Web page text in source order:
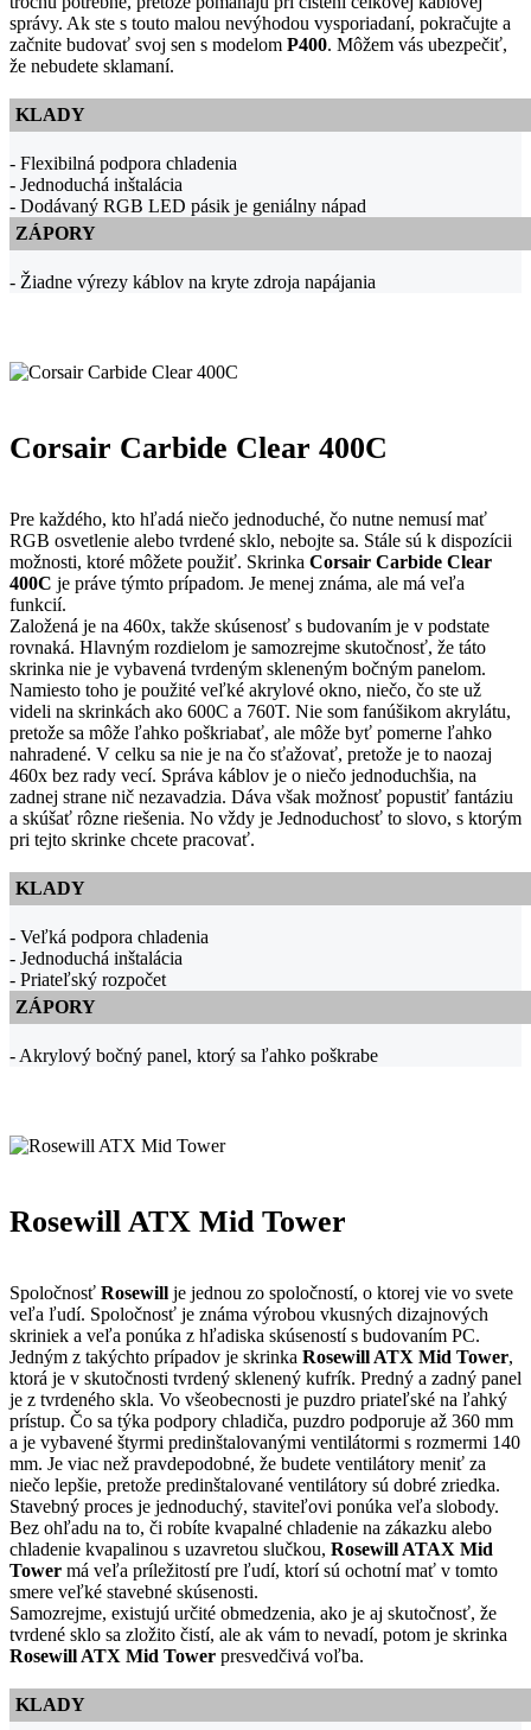
správy. Ak ste s touto malou nevýhodou vysporiadaní, pokračujte a
začnite budovať svoj sen s modelom P400. Môžem vás ubezpečiť,
že nebudete sklamaní.
KLADY
- Flexibilná podpora chladenia
- Jednoduchá inštalácia
- Dodávaný RGB LED pásik je geniálny nápad
ZÁPORY
- Žiadne výrezy káblov na kryte zdroja napájania
Corsair Carbide Clear 400C
Pre každého, kto hľadá niečo jednoduché, čo nutne nemusí mať
RGB osvetlenie alebo tvrdené sklo, nebojte sa. Stále sú k dispozícii
možnosti, ktoré môžete použiť. Skrinka Corsair Carbide Clear
400C je práve týmto prípadom. Je menej známa, ale má veľa
funkcií.
Založená je na 460x, takže skúsenosť s budovaním je v podstate
rovnaká. Hlavným rozdielom je samozrejme skutočnosť, že táto
skrinka nie je vybavená tvrdeným skleneným bočným panelom.
Namiesto toho je použité veľké akrylové okno, niečo, čo ste už
videli na skrinkách ako 600C a 760T. Nie som fanúšikom akrylátu,
pretože sa môže ľahko poškriabať, ale môže byť pomerne ľahko
nahradené. V celku sa nie je na čo sťažovať, pretože je to naozaj
460x bez rady vecí. Správa káblov je o niečo jednoduchšia, na
zadnej strane nič nezavadzia. Dáva však možnosť popustiť fantáziu
a skúšať rôzne riešenia. No vždy je Jednoduchosť to slovo, s ktorým
pri tejto skrinke chcete pracovať.
KLADY
- Veľká podpora chladenia
- Jednoduchá inštalácia
- Priateľský rozpočet
ZÁPORY
- Akrylový bočný panel, ktorý sa ľahko poškrabe
Rosewill ATX Mid Tower
Spoločnosť Rosewill je jednou zo spoločností, o ktorej vie vo svete
veľa ľudí. Spoločnosť je známa výrobou vkusných dizajnových
skriniek a veľa ponúka z hľadiska skúseností s budovaním PC.
Jedným z takýchto prípadov je skrinka Rosewill ATX Mid Tower,
ktorá je v skutočnosti tvrdený sklenený kufrík. Predný a zadný panel
je z tvrdeného skla. Vo všeobecnosti je puzdro priateľské na ľahký
prístup. Čo sa týka podpory chladiča, puzdro podporuje až 360 mm
a je vybavené štyrmi predinštalovanými ventilátormi s rozmermi 140
mm. Je viac než pravdepodobné, že budete ventilátory meniť za
niečo lepšie, pretože predinštalované ventilátory sú dobré zriedka.
Stavebný proces je jednoduchý, staviteľovi ponúka veľa slobody.
Bez ohľadu na to, či robíte kvapalné chladenie na zákazku alebo
chladenie kvapalinou s uzavretou slučkou, Rosewill ATAX Mid
Tower má veľa príležitostí pre ľudí, ktorí sú ochotní mať v tomto
smere veľké stavebné skúsenosti.
Samozrejme, existujú určité obmedzenia, ako je aj skutočnosť, že
tvrdené sklo sa zložito čistí, ale ak vám to nevadí, potom je skrinka
Rosewill ATX Mid Tower presvedčivá voľba.
KLADY